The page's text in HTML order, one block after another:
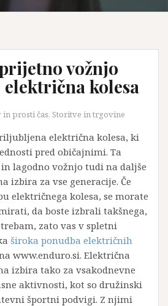
vožnjo
kolesa
in prosti čas, Storitve in trgovine
električna kolesa, ki
pred običajnimi. Ta
lagodno vožnjo tudi na daljše
izbira za vse generacije. Če
električnega kolesa, se morate
da boste izbrali takšnega,
zato vas v spletni
široka ponudba električnih
www.enduro.si. Električna
izbira tako za vsakodnevne
aktivnosti, kot so družinski
športni podvigi. Z njimi